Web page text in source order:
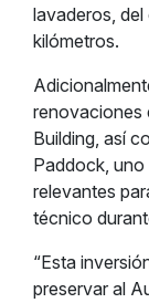
lavaderos,
kilómetros.
renovaciones
Building, así
Paddock,
relevantes
técnico
“Esta
preservar al